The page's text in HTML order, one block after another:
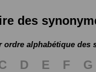
des
ordre alphabétique des
D E F G